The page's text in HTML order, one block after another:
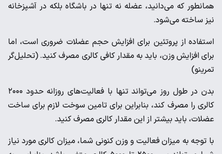
همانطور که می‌دانید، عضله نه تنها در باشگاه بلکه در آشپزخانه
نیز ساخته می‌شود.
استفاده از پروتئین برای افزایش حجم عضلات ضروری است، اما
برای افزایش وزن، باید به مقدار کافی کالری مصرف کنید. (تحلیل‌گر
تمرینو)
بدن در طول روز می‌تواند تنها با فعالیت‌های روزانه حدود ۲۰۰۰
کالری را مصرف کند، بنابراین برای تامین سوخت لازم برای ساخت
عضلات، باید بیشتر از این مقدار کالری مصرف کنید.
با توجه به میزان فعالیت و وزن کنونی شما، میزان کالری مورد نیاز